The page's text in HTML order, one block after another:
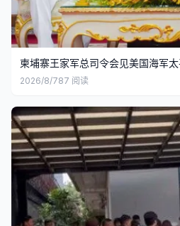
柬埔寨王家军总司令会见美国海军
2026/8/787 阅读